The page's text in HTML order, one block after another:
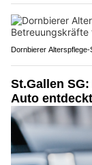
Dornbierer
St.Gallen
Auto